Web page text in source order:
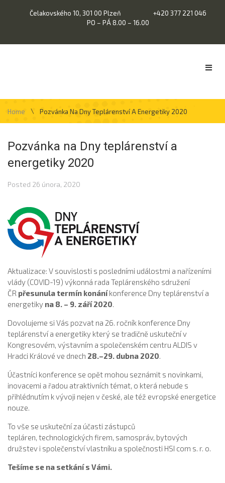
Čelakovského 10, 301 00 Plzeň
+420 377 221 046
PO – PÁ 8.00 – 16.00
Home \ Pozvánka Na Dny Teplárenství A Energetiky 2020
Pozvánka na Dny teplárenství a
energetiky 2020
Posted 26 února, 2020
Aktualizace: V souvislosti s posledními událostmi a nařízeními
vlády (COVID-19) výkonná rada Teplárenského sdružení
ČR přesunula termín konáníkonference Dny teplárenství a
energetiky na 8. – 9. září 2020.
Dovolujeme si Vás pozvat na 26. ročník konference Dny
teplárenství a energetiky který se tradičně uskuteční v
Kongresovém, výstavním a společenském centru ALDIS v
Hradci Králové ve dnech 28.–29. dubna 2020.
Účastníci konference se opět mohou seznámit s novinkami,
inovacemi a řadou atraktivních témat, o která nebude s
přihlédnutím k vývoji nejen v české, ale též evropské energetice
nouze.
To vše se uskuteční za účasti zástupců
tepláren, technologických firem, samospráv, bytových
družstev i společenství vlastníku a společnosti HSI com s. r. o.
Tešíme se na setkání s Vámi.